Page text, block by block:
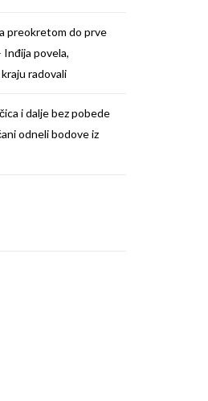
preokretom do prve
Inđija povela,
radovali
i dalje bez pobede
odneli bodove iz